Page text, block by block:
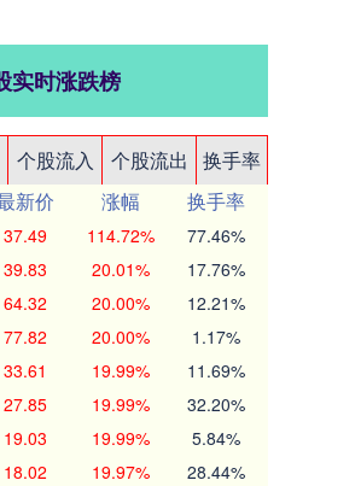
实时涨跌榜
个股流入 个股流出
换手率
新价 涨幅
换手率
37.49 114.72% 77.46%
39.83 20.01% 17.76%
64.32 20.00% 12.21%
77.82 20.00% 1.17%
33.61 19.99% 11.69%
27.85 19.99% 32.20%
19.03 19.99% 5.84%
18.02 19.97% 28.44%